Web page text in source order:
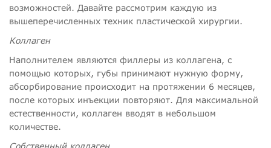
возможностей. Давайте рассмотрим каждую из
вышеперечисленных техник пластической хирургии.
Коллаген
Наполнителем являются филлеры из коллагена, с
помощью которых, губы принимают нужную форму,
абсорбирование происходит на протяжении 6 месяцев,
после которых инъекции повторяют. Для максимальной
естественности, коллаген вводят в небольшом
количестве.
Собственный коллаген